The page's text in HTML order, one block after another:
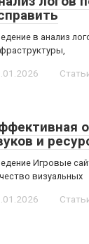
в анализ
и
Игровые
визуальных